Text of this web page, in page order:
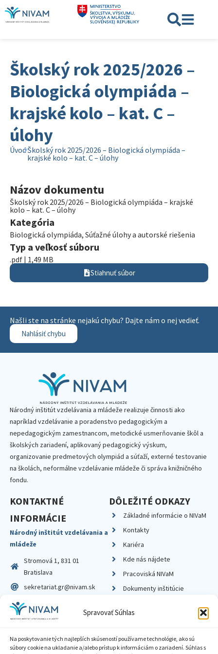
Spravovať Súhlas
Na poskytovanie tých najlepších skúseností používame technológie, ako sú
súbory cookie na ukladanie a/alebo prístup k informáciám o zariadení. Súhlas s
Školský rok 2025/2026 –
Biologická olympiáda –
krajské kolo – kat. C –
úlohy
ÚvodŠkolský rok 2025/2026 – Biologická olympiáda –
krajské kolo – kat. C – úlohy
Názov dokumentu
Školský rok 2025/2026 – Biologická olympiáda – krajské
kolo – kat. C – úlohy
Kategória
Biologická olympiáda, Súťažné úlohy a autorské riešenia
Typ a veľkosť súboru
.pdf | 1,49 MB
Stiahnuť súbor
Našli ste na stránke nejakú chybu? Dajte nám o nej vedieť.
Nahlásiť chybu
Národný inštitút vzdelávania a mládeže realizuje činnosti ako
napríklad vzdelávanie a poradenstvo pedagogickým a
nepedagogickým zamestnancom, metodické usmerňovanie škôl a
školských zariadení, aplikovaný pedagogický výskum,
organizovanie predmetových olympiád a súťaží, externé testovanie
na školách, neformálne vzdelávanie mládeže či správa knižničného
fondu.
KONTAKTNÉ
INFORMÁCIE
Národný inštitút vzdelávania a
mládeže
Stromová 1, 831 01
Bratislava
sekretariat.gr@nivam.sk
IČO: 00164348
DIČ: 2020798714
DÔLEŽITÉ ODKAZY
Základné informácie o NIVaM
Kontakty
Kariéra
Kde nás nájdete
Pracoviská NIVaM
Dokumenty inštitúcie